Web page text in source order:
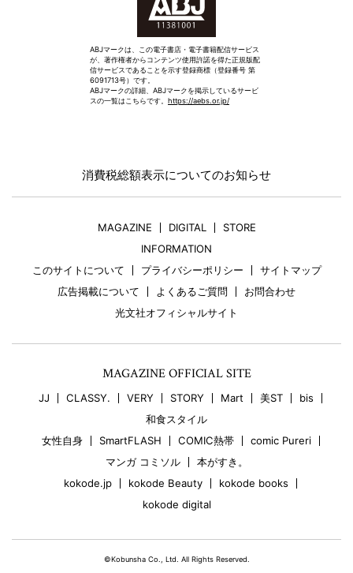
ABJマークは、この電子書店・電子書籍配信サービス
が、著作権者からコンテンツ使用許諾を得た正規版配
信サービスであることを示す登録商標（登録番号 第
6091713号）です。
ABJマークの詳細、ABJマークを掲示しているサービ
スの一覧はこちらです。 https://aebs.or.jp/
消費税総額表示についてのお知らせ
MAGAZINE DIGITAL
STORE
INFORMATION
このサイトについて
プライバシーポリシー
サイトマップ
広告掲載について
よくあるご質問
お問合わせ
光文社オフィシャルサイト
MAGAZINE OFFICIAL SITE
JJ CLASSY. VERY STORY Mart 美ST
bis
和食スタイル
女性自身
SmartFLASH COMIC熱帯
comic Pureri
マンガ コミソル
本がすき。
kokode.jp
kokode Beauty
kokode books
kokode digital
©Kobunsha Co., Ltd. All Rights Reserved.